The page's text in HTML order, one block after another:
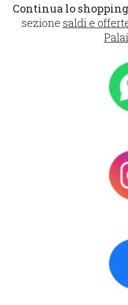
Continua lo
sezione saldi e